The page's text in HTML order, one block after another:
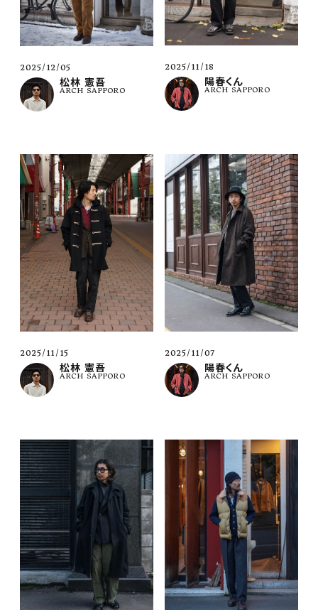
2025/12/05
松林 憲吾
ARCH SAPPORO
2025/11/18
陽春くん
ARCH SAPPORO
2025/11/15
松林 憲吾
ARCH SAPPORO
2025/11/07
陽春くん
ARCH SAPPORO